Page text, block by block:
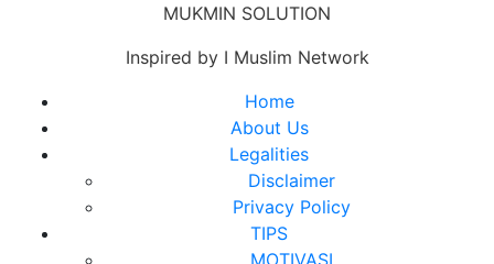
MUKMIN SOLUTION
Inspired by I Muslim Network
Close
Menu
Home
About Us
Legalities
Disclaimer
Privacy Policy
TIPS
MOTIVASI